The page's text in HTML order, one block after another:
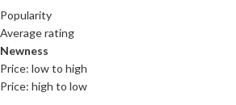
Popularity
Average rating
Newness
Price: low to high
Price: high to low